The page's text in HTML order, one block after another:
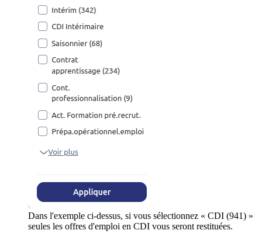
Dans l'exemple ci-dessus, si vous sélectionnez « CDI (941) »
seules les offres d'emploi en CDI vous seront restituées.